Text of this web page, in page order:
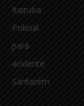
Itaituba
Policial
pará
acidente
Santarém